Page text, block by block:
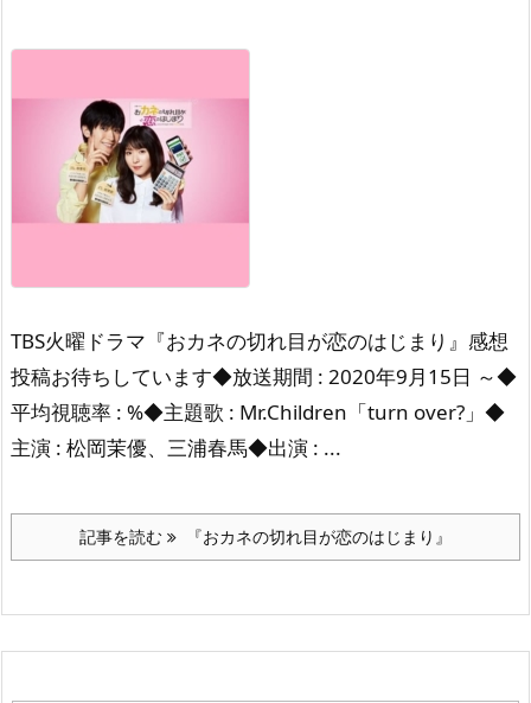
TBS火曜ドラマ『おカネの切れ目が恋のはじまり』感想
投稿お待ちしています◆放送期間 : 2020年9月15日 ～◆
平均視聴率 : %◆主題歌 : Mr.Children「turn over?」◆
主演 : 松岡茉優、三浦春馬◆出演 : ...
記事を読む 『おカネの切れ目が恋のはじまり』